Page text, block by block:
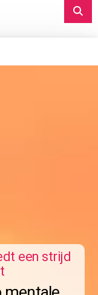
een strijd